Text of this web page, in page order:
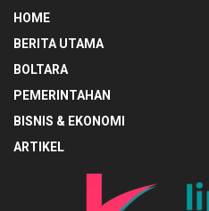
HOME
BERITA UTAMA
BOLTARA
PEMERINTAHAN
BISNIS & EKONOMI
ARTIKEL